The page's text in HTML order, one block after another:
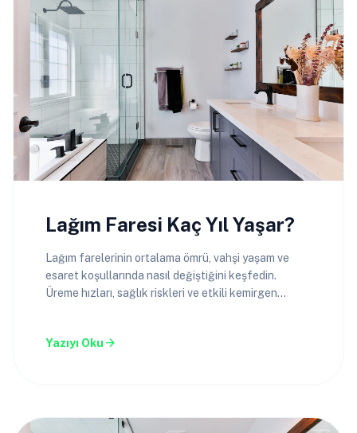
Lağım Faresi Kaç Yıl Yaşar?
Lağım farelerinin ortalama ömrü, vahşi yaşam ve
esaret koşullarında nasıl değiştiğini keşfedin.
Üreme hızları, sağlık riskleri ve etkili kemirgen
Yazıyı Oku arrow_forward